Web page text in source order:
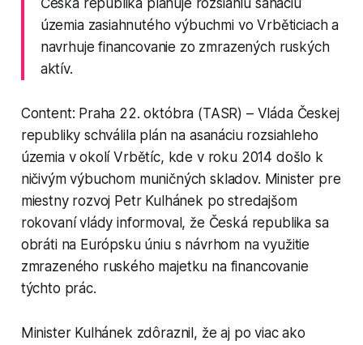
územia zasiahnutého výbuchmi vo Vrběticiach a
navrhuje financovanie zo zmrazených ruských
aktív.
Content: Praha 22. októbra (TASR) – Vláda Českej
republiky schválila plán na asanáciu rozsiahleho
územia v okolí Vrbětíc, kde v roku 2014 došlo k
ničivým výbuchom muničných skladov. Minister pre
miestny rozvoj Petr Kulhánek po stredajšom
rokovaní vlády informoval, že Česká republika sa
obráti na Európsku úniu s návrhom na využitie
zmrazeného ruského majetku na financovanie
týchto prác.
Minister Kulhánek zdôraznil, že aj po viac ako